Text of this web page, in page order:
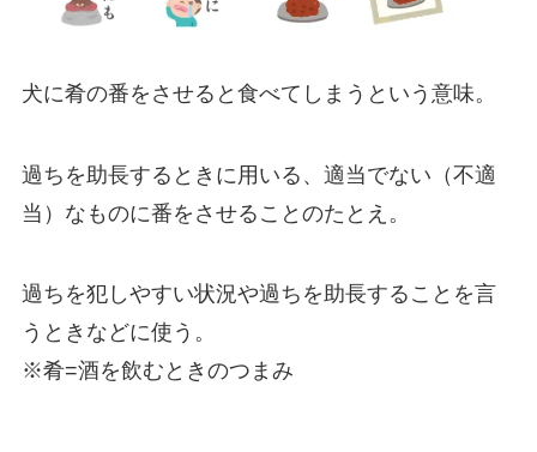
犬に肴の番をさせると食べてしまうという意味。
過ちを助長するときに用いる、適当でない（不適
当）なものに番をさせることのたとえ。
過ちを犯しやすい状況や過ちを助長することを言
うときなどに使う。
※肴=酒を飲むときのつまみ